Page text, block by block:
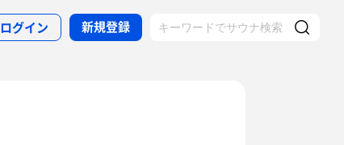
ログイン 新規登録